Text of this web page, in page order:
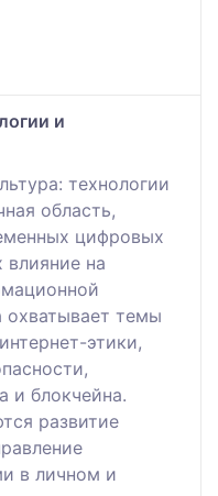
и
технологии
область,
цифровых
влияние на
охватывает темы
этики,
и блокчейна.
развитие
в личном и